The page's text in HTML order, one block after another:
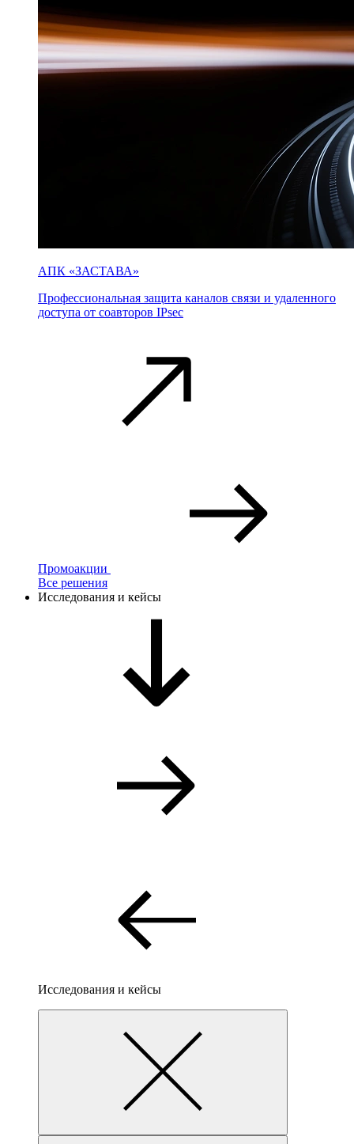
АПК «ЗАСТАВА»
Профессиональная защита каналов связи и удаленного
доступа от соавторов IPsec
Промоакции
Все решения
Исследования и кейсы
Исследования и кейсы